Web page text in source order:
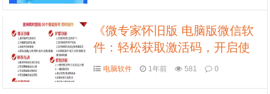
《微专家怀旧版 电脑版微信软
件：轻松获取激活码，开启使
用教程之旅》
电脑软件 1年前 581 0